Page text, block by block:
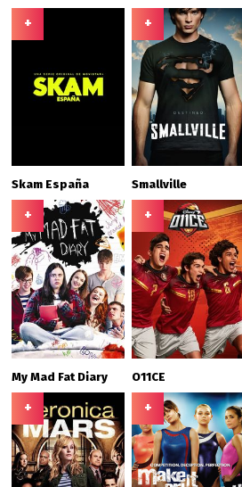
+
Skam España
+
Smallville
+
My Mad Fat Diary
+
O11CE
+ +